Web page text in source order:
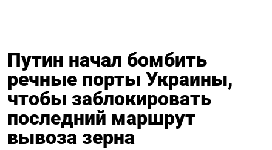
Путин начал бомбить
речные порты Украины,
чтобы заблокировать
последний маршрут
вывоза зерна